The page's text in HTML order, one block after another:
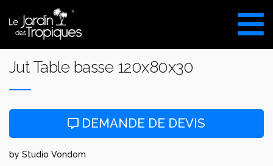
contenu
Jut Table basse 120x80x30
DEMANDE DE DEVIS
by Studio Vondom